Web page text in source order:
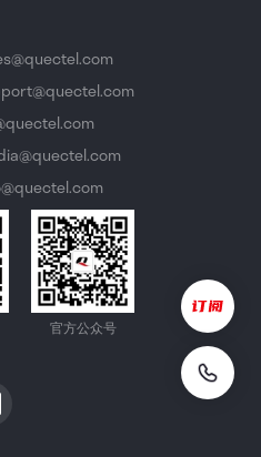
官方公众号